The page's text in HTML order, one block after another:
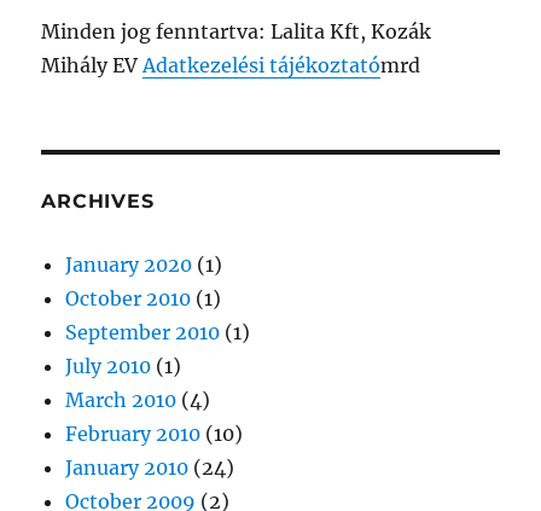
Minden jog fenntartva: Lalita Kft, Kozák
Mihály EVAdatkezelési tájékoztatómrd
ARCHIVES
January 2020 (1)
October 2010 (1)
September 2010 (1)
July 2010 (1)
March 2010 (4)
February 2010 (10)
January 2010 (24)
October 2009 (2)